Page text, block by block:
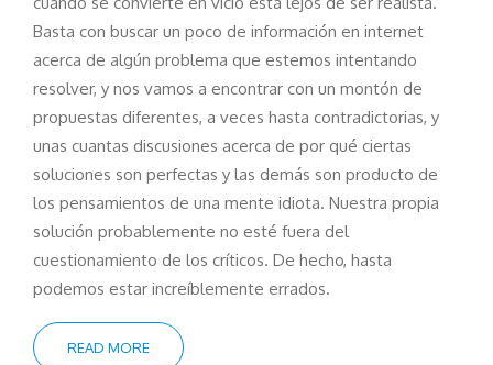
Basta con buscar un poco de información en internet
acerca de algún problema que estemos intentando
resolver, y nos vamos a encontrar con un montón de
propuestas diferentes, a veces hasta contradictorias, y
unas cuantas discusiones acerca de por qué ciertas
soluciones son perfectas y las demás son producto de
los pensamientos de una mente idiota. Nuestra propia
solución probablemente no esté fuera del
cuestionamiento de los críticos. De hecho, hasta
podemos estar increíblemente errados.
READ MORE